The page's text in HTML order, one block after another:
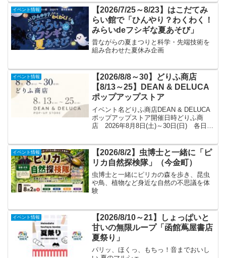
イベント情報
【2026/7/25～8/23】はこだてみ
らい館で「ひんやり？わくわく！
みらいdeフシギな夏あそび」
昔ながらの夏まつりと科学・先端技術を
組み合わせた夏休み企画
イベント情報
【2026/8/8～30】どりふ商店
【8/13～25】DEAN & DELUCA
ポップアップストア
イベント名どりふ商店DEAN & DELUCA
ポップアップストア開催日時どりふ商
店 2026年8月8日(土)～30日(日) 各日
月13日...
イベント情報
【2026/8/2】虫博士と一緒に「ピ
リカ自然探検隊」（今金町）
虫博士と一緒にピリカの森を歩き、昆虫
や鳥、植物など身近な自然の不思議を体
験
イベント情報
【2026/8/10～21】しょっぱいと
甘いの無限ループ「函館蔦屋書店
夏祭り」
パリッ、ほくっ、もちっ！音までおいし